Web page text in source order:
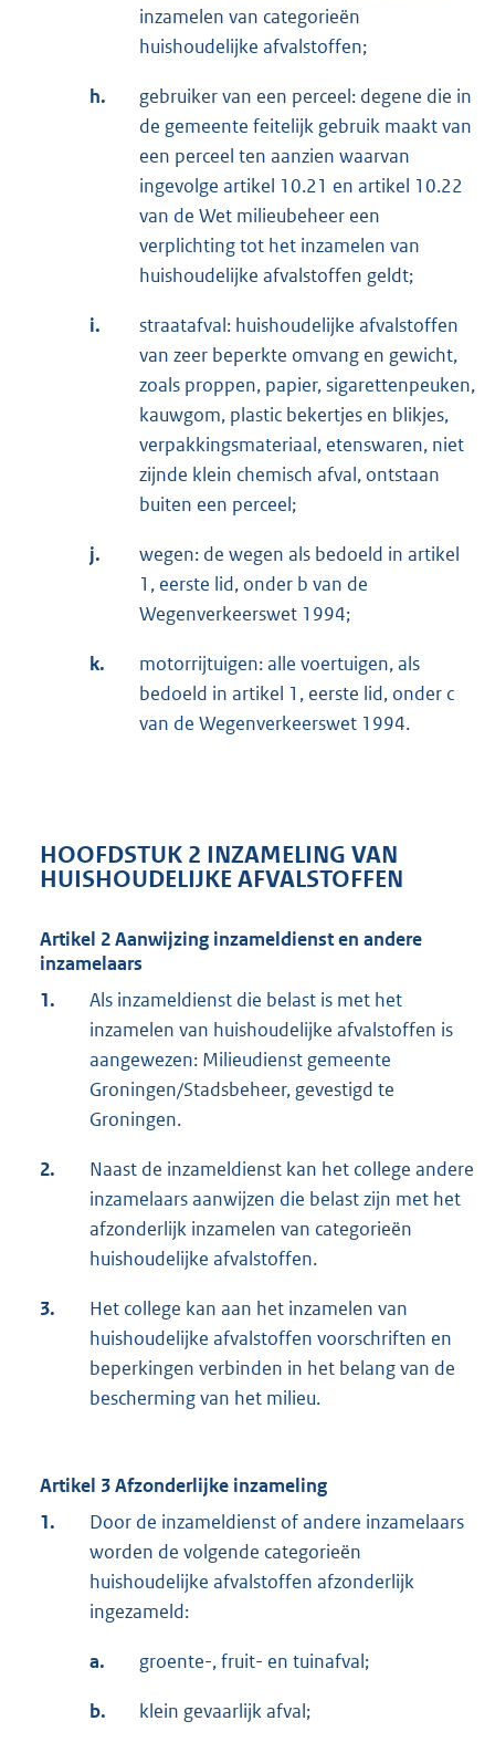
inzamelen van categorieën
huishoudelijke afvalstoffen;
h.
gebruiker van een perceel: degene die in
de gemeente feitelijk gebruik maakt van
een perceel ten aanzien waarvan
ingevolge artikel 10.21 en artikel 10.22
van de Wet milieubeheer een
verplichting tot het inzamelen van
huishoudelijke afvalstoffen geldt;
i.
straatafval: huishoudelijke afvalstoffen
van zeer beperkte omvang en gewicht,
zoals proppen, papier, sigarettenpeuken,
kauwgom, plastic bekertjes en blikjes,
verpakkingsmateriaal, etenswaren, niet
zijnde klein chemisch afval, ontstaan
buiten een perceel;
j.
wegen: de wegen als bedoeld in artikel
1, eerste lid, onder b van de
Wegenverkeerswet 1994;
k.
motorrijtuigen: alle voertuigen, als
bedoeld in artikel 1, eerste lid, onder c
van de Wegenverkeerswet 1994.
HOOFDSTUK 2 INZAMELING VAN
HUISHOUDELIJKE AFVALSTOFFEN
Artikel 2 Aanwijzing inzameldienst en andere
inzamelaars
1.
Als inzameldienst die belast is met het
inzamelen van huishoudelijke afvalstoffen is
aangewezen: Milieudienst gemeente
Groningen/Stadsbeheer, gevestigd te
Groningen.
2.
Naast de inzameldienst kan het college andere
inzamelaars aanwijzen die belast zijn met het
afzonderlijk inzamelen van categorieën
huishoudelijke afvalstoffen.
3.
Het college kan aan het inzamelen van
huishoudelijke afvalstoffen voorschriften en
beperkingen verbinden in het belang van de
bescherming van het milieu.
Artikel 3 Afzonderlijke inzameling
1.
Door de inzameldienst of andere inzamelaars
worden de volgende categorieën
huishoudelijke afvalstoffen afzonderlijk
ingezameld:
a. groente-, fruit- en tuinafval;
b. klein gevaarlijk afval;